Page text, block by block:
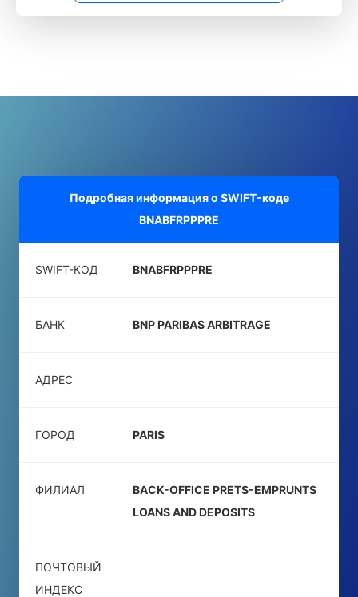
Подробная информация о SWIFT-коде
BNABFRPPPRE
SWIFT-КОД BNABFRPPPRE
БАНК BNP PARIBAS ARBITRAGE
АДРЕС
ГОРОД PARIS
ФИЛИАЛ
BACK-OFFICE PRETS-EMPRUNTS
LOANS AND DEPOSITS
ПОЧТОВЫЙ
ИНДЕКС